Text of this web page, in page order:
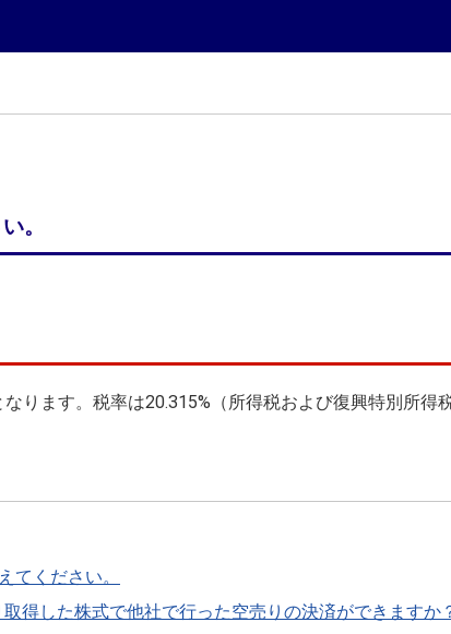
。
ります。税率は20.315%（所得税および復興特別所得税
てください。
得した株式で他社で行った空売りの決済ができますか